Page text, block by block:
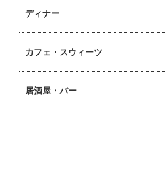
ディナー
カフェ・スウィーツ
居酒屋・バー